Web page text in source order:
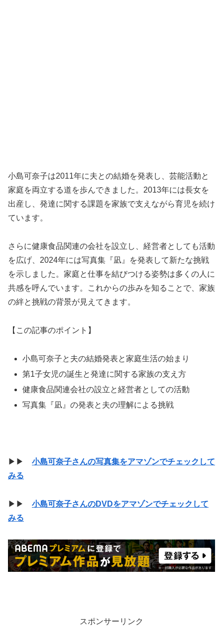
小島可奈子は2011年に夫との結婚を発表し、芸能活動と
家庭を両立する道を歩んできました。2013年には長女を
出産し、発達に関する課題を家族で支えながら育児を続け
ています。
さらに健康食品関連の会社を設立し、経営者としても活動
を広げ、2024年には写真集『凪』を発表して新たな挑戦
を示しました。家庭と仕事を結びつける姿勢は多くの人に
共感を呼んでいます。これからの歩みを知ることで、家族
の絆と挑戦の背景が見えてきます。
【この記事のポイント】
小島可奈子と夫の結婚発表と家庭生活の始まり
第1子女児の誕生と発達に関する家族の支え方
健康食品関連会社の設立と経営者としての活動
写真集『凪』の発表と夫の理解による挑戦
▶▶ 小島可奈子さんの写真集をアマゾンでチェックして
みる
▶▶ 小島可奈子さんのDVDをアマゾンでチェックして
みる
スポンサーリンク